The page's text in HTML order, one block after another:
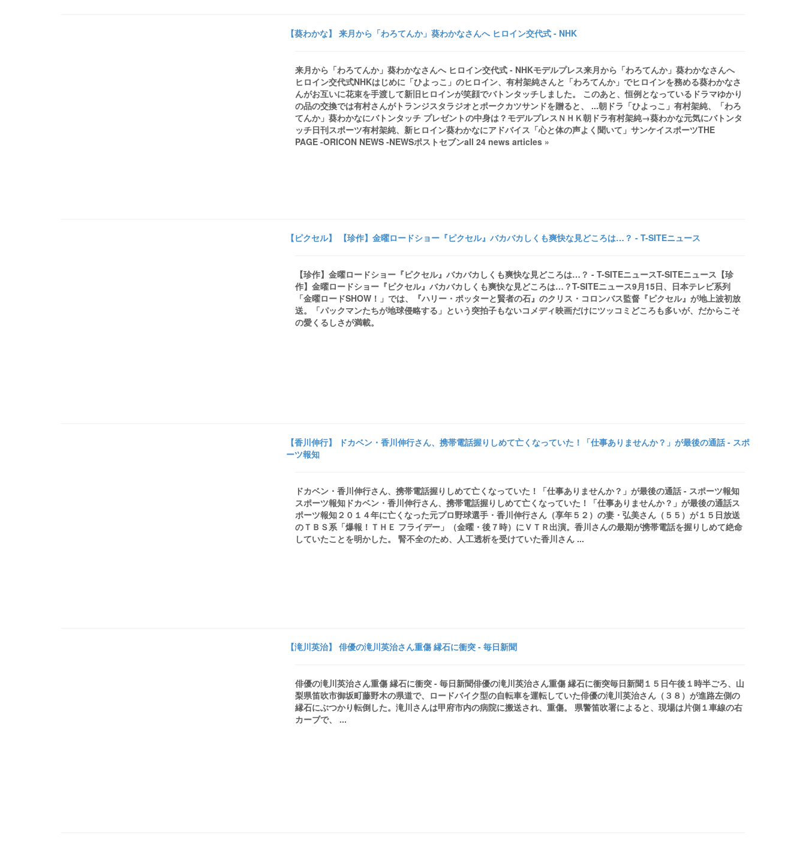
【葵わかな】 来月から「わろてんか」葵わかなさんへ ヒロイン交代式 - NHK
来月から「わろてんか」葵わかなさんへ ヒロイン交代式 - NHKモデルプレス来月から「わろてんか」葵わかなさんへ
ヒロイン交代式NHKはじめに「ひよっこ」のヒロイン、有村架純さんと「わろてんか」でヒロインを務める葵わかなさ
んがお互いに花束を手渡して新旧ヒロインが笑顔でバトンタッチしました。 このあと、恒例となっているドラマゆかり
の品の交換では有村さんがトランジスタラジオとポークカツサンドを贈ると、 ...朝ドラ「ひよっこ」有村架純、「わろ
てんか」葵わかなにバトンタッチ プレゼントの中身は？モデルプレスＮＨＫ朝ドラ有村架純→葵わかな元気にバトンタ
ッチ日刊スポーツ有村架純、新ヒロイン葵わかなにアドバイス「心と体の声よく聞いて」サンケイスポーツTHE
PAGE -ORICON NEWS -NEWSポストセブンall 24 news articles »
【ピクセル】 【珍作】金曜ロードショー『ピクセル』バカバカしくも爽快な見どころは…？ - T-SITEニュース
【珍作】金曜ロードショー『ピクセル』バカバカしくも爽快な見どころは…？ - T-SITEニュースT-SITEニュース【珍
作】金曜ロードショー『ピクセル』バカバカしくも爽快な見どころは…？T-SITEニュース9月15日、日本テレビ系列
「金曜ロードSHOW！」では、『ハリー・ポッターと賢者の石』のクリス・コロンバス監督『ピクセル』が地上波初放
送。「パックマンたちが地球侵略する」という突拍子もないコメディ映画だけにツッコミどころも多いが、だからこそ
の愛くるしさが満載。
【香川伸行】 ドカベン・香川伸行さん、携帯電話握りしめて亡くなっていた！「仕事ありませんか？」が最後の通話 - スポ
ーツ報知
ドカベン・香川伸行さん、携帯電話握りしめて亡くなっていた！「仕事ありませんか？」が最後の通話 - スポーツ報知
スポーツ報知ドカベン・香川伸行さん、携帯電話握りしめて亡くなっていた！「仕事ありませんか？」が最後の通話ス
ポーツ報知２０１４年に亡くなった元プロ野球選手・香川伸行さん（享年５２）の妻・弘美さん（５５）が１５日放送
のＴＢＳ系「爆報！ＴＨＥ フライデー」（金曜・後７時）にＶＴＲ出演。香川さんの最期が携帯電話を握りしめて絶命
していたことを明かした。 腎不全のため、人工透析を受けていた香川さん ...
【滝川英治】 俳優の滝川英治さん重傷 縁石に衝突 - 毎日新聞
俳優の滝川英治さん重傷 縁石に衝突 - 毎日新聞俳優の滝川英治さん重傷 縁石に衝突毎日新聞１５日午後１時半ごろ、山
梨県笛吹市御坂町藤野木の県道で、ロードバイク型の自転車を運転していた俳優の滝川英治さん（３８）が進路左側の
縁石にぶつかり転倒した。滝川さんは甲府市内の病院に搬送され、重傷。 県警笛吹署によると、現場は片側１車線の右
カーブで、 ...